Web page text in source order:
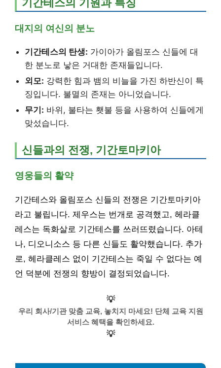
기간테스의 기원과 특징
대지의 여신의 분노
기간테스의 탄생: 가이아가 올림포스 신들에 대
한 분노로 낳은 거대한 존재들입니다.
외모: 강력한 힘과 뱀의 비늘을 가진 하반신이 특
징입니다. 불멸의 존재는 아니었습니다.
무기: 바위, 불타는 횃불 등을 사용하여 신들에게
맞섰습니다.
신들과의 전쟁, 기간토마키아
영웅들의 활약
기간테스와 올림포스 신들의 전쟁은 기간토마키아
라고 불립니다. 제우스는 번개로 공격했고, 헤라클
레스는 독화살로 기간테스를 쓰러뜨렸습니다. 아테
나, 디오니소스 등 다른 신들도 활약했습니다. 추가
로, 헤라클레스 없이 기간테스는 죽일 수 없다는 예
언 덕분에 전쟁의 향방이 결정되었습니다.
💡
우리 회사/기관 맞춤 교육, 놓치지 마세요! 단체 교육 지원
서비스 혜택을 확인하세요.
💡